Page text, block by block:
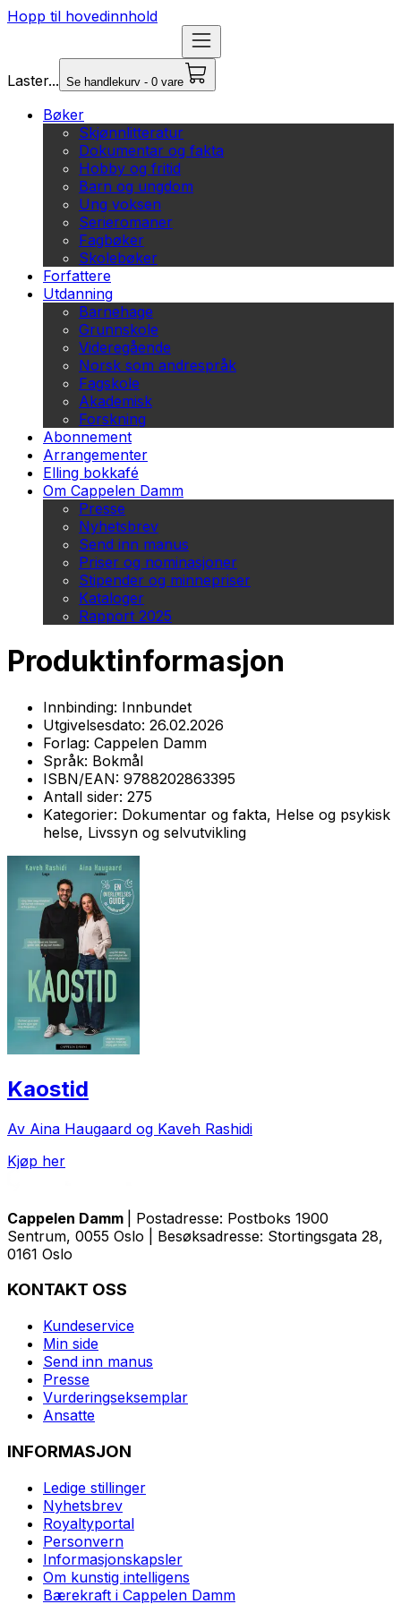
Hopp til hovedinnhold
Laster... Se handlekurv - 0 vare
Bøker
Skjønnlitteratur
Dokumentar og fakta
Hobby og fritid
Barn og ungdom
Ung voksen
Serieromaner
Fagbøker
Skolebøker
Forfattere
Utdanning
Barnehage
Grunnskole
Videregående
Norsk som andrespråk
Fagskole
Akademisk
Forskning
Abonnement
Arrangementer
Elling bokkafé
Om Cappelen Damm
Presse
Nyhetsbrev
Send inn manus
Priser og nominasjoner
Stipender og minnepriser
Kataloger
Rapport 2025
Produktinformasjon
Innbinding: Innbundet
Utgivelsesdato: 26.02.2026
Forlag: Cappelen Damm
Språk: Bokmål
ISBN/EAN: 9788202863395
Antall sider: 275
Kategorier: Dokumentar og fakta, Helse og psykisk
helse, Livssyn og selvutvikling
Kaostid
Av Aina Haugaard og Kaveh Rashidi
Kjøp her
Cappelen Damm
| Postadresse: Postboks 1900
Sentrum, 0055 Oslo | Besøksadresse: Stortingsgata 28,
0161 Oslo
KONTAKT OSS
Kundeservice
Min side
Send inn manus
Presse
Vurderingseksemplar
Ansatte
INFORMASJON
Ledige stillinger
Nyhetsbrev
Royaltyportal
Personvern
Informasjonskapsler
Om kunstig intelligens
Bærekraft i Cappelen Damm